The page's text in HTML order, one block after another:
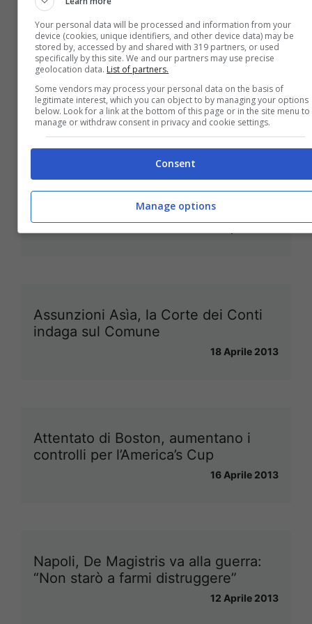
De Magistris annuncia: tra venti
giorni la nuova giunta
20 Aprile 2013
Città della Scienza, il Governo
chiede due siti alternativi
Assunzioni Asìa, la Corte dei Conti
indaga sul Comune
18 Aprile 2013
Attentato di Boston, aumentano i
controlli per l’America’s Cup
16 Aprile 2013
Napoli, De Magistris va alla guerra:
“Non starò a farmi distruggere”
12 Aprile 2013
Your personal data will be processed and information from your
device (cookies, unique identifiers, and other device data) may be
stored by, accessed by and shared with 319 partners, or used
specifically by this site. We and our partners may use precise
geolocation data. List of partners.
Some vendors may process your personal data on the basis of
legitimate interest, which you can object to by managing your options
below. Look for a link at the bottom of this page or in the site menu to
manage or withdraw consent in privacy and cookie settings.
Consent
Manage options